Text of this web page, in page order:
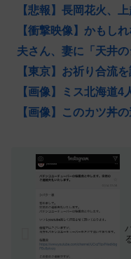
【悲報】長岡花火、
【衝撃映像】かもし
夫さん、妻に「天井
【東京】お祈り合流
【画像】ミス北海道4
【画像】このカツ丼